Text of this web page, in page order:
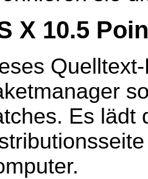
X 10.5
Es lädt